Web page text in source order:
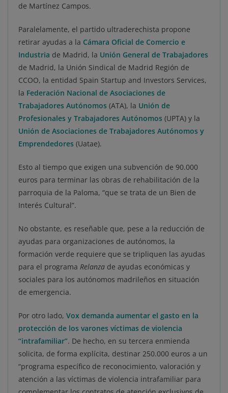
de Martínez Campos.
Paralelamente, el partido ultraderechista propone
retirar ayudas a la Cámara Oficial de Comercio e
Industria de Madrid, la Unión General de Trabajadores
de Madrid, la Unión Sindical de Madrid Región de
CCOO, la entidad Spain Startup and Investors Services,
la Federación Nacional de Asociaciones de
Trabajadores Autónomos (ATA), la Unión de
Profesionales y Trabajadores Autónomos (UPTA) y la
Unión de Asociaciones de Trabajadores Autónomos y
Emprendedores (Uatae).
Esto al tiempo que exigen una subvención de 90.000
euros para terminar las obras de rehabilitación de la
parroquia de la Paloma, “que se trata de un Bien de
Interés Cultural”.
No obstante, es reseñable que, pese a la reducción de
ayudas para organizaciones de autónomos, la
formación verde requiere que se tripliquen las ayudas
para el programa Relanza de ayudas económicas y
sociales para los autónomos madrileños en situación
de emergencia.
Por otro lado, Vox demanda aumentar el gasto en la
protección de los varones víctimas de violencia
“intrafamiliar”. De hecho, en su tercera enmienda
solicita, de forma explícita, destinar 250.000 euros a un
“programa específico de reconocimiento, valoración y
atención a las víctimas de violencia intrafamiliar para